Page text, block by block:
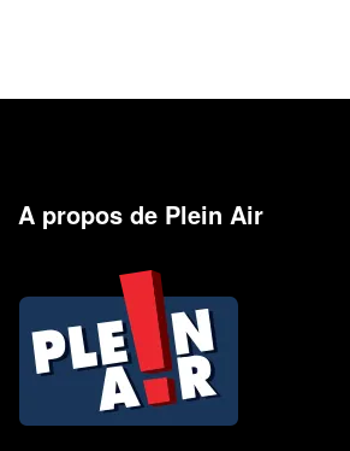
A propos de Plein Air